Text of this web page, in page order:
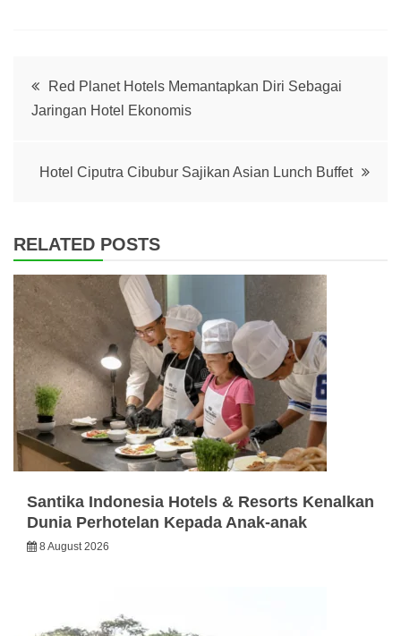
Post
navigation
Red Planet Hotels Memantapkan Diri Sebagai
Jaringan Hotel Ekonomis
Hotel Ciputra Cibubur Sajikan Asian Lunch Buffet
RELATED POSTS
Santika Indonesia Hotels & Resorts Kenalkan
Dunia Perhotelan Kepada Anak-anak
8 August 2026